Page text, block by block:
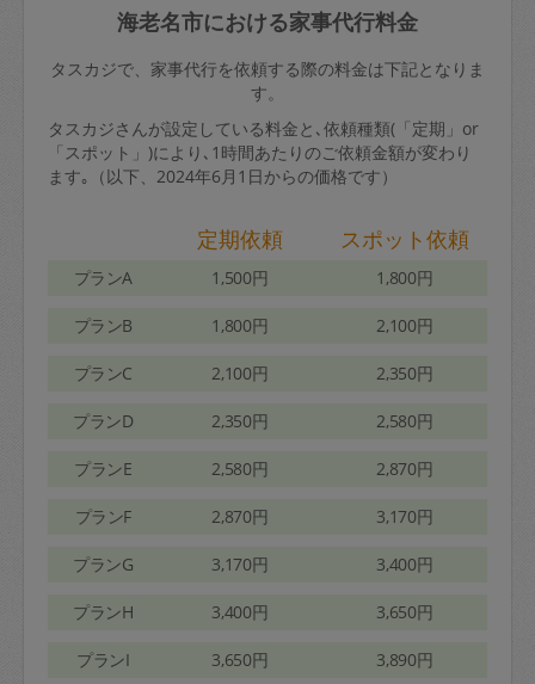
海老名市における家事代行料金
タスカジで、家事代行を依頼する際の料金は下記となりま
す。
タスカジさんが設定している料金と､依頼種類(「定期」or
「スポット」)により､1時間あたりのご依頼金額が変わり
ます｡（以下、2024年6月1日からの価格です）
定期依頼 スポット依頼
プランA 1,500円 1,800円
プランB 1,800円 2,100円
プランC 2,100円 2,350円
プランD 2,350円 2,580円
プランE 2,580円 2,870円
プランF 2,870円 3,170円
プランG 3,170円 3,400円
プランH 3,400円 3,650円
プランI 3,650円 3,890円